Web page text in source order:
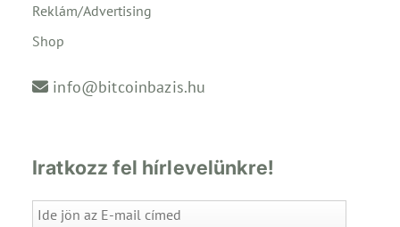
Reklám/Advertising
Shop
info@bitcoinbazis.hu
Iratkozz fel hírlevelünkre!